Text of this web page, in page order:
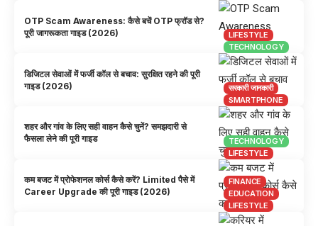
LIFESTYLE
TECHNOLOGY
OTP Scam Awareness: कैसे बचें OTP फ्रॉड से?
पूरी जागरूकता गाइड (2026)
सरकारी जानकारी
SMARTPHONE
डिजिटल सेवाओं में फर्जी कॉल से बचाव: सुरक्षित रहने की पूरी
गाइड (2026)
TECHNOLOGY
LIFESTYLE
शहर और गांव के लिए सही वाहन कैसे चुनें? समझदारी से
फैसला लेने की पूरी गाइड
FINANCE
EDUCATION
LIFESTYLE
कम बजट में प्रोफेशनल कोर्स कैसे करें? Limited पैसे में
Career Upgrade की पूरी गाइड (2026)